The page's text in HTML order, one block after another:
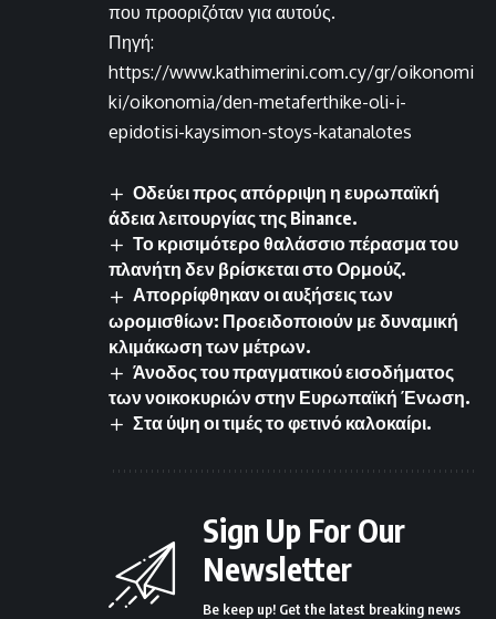
που προοριζόταν για αυτούς.
Πηγή:
https://www.kathimerini.com.cy/gr/oikonomi
ki/oikonomia/den-metaferthike-oli-i-
epidotisi-kaysimon-stoys-katanalotes
Οδεύει προς απόρριψη η ευρωπαϊκή
άδεια λειτουργίας της Binance.
Το κρισιμότερο θαλάσσιο πέρασμα του
πλανήτη δεν βρίσκεται στο Ορμούζ.
Απορρίφθηκαν οι αυξήσεις των
ωρομισθίων: Προειδοποιούν με δυναμική
κλιμάκωση των μέτρων.
Άνοδος του πραγματικού εισοδήματος
των νοικοκυριών στην Ευρωπαϊκή Ένωση.
Στα ύψη οι τιμές το φετινό καλοκαίρι.
Sign Up For Our
Newsletter
Be keep up! Get the latest breaking news